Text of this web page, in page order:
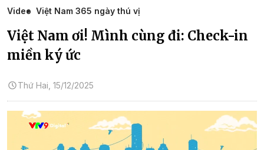
Video Việt Nam 365 ngày thú vị
Việt Nam ơi! Mình cùng đi: Check-in
miền ký ức
Thứ Hai, 15/12/2025